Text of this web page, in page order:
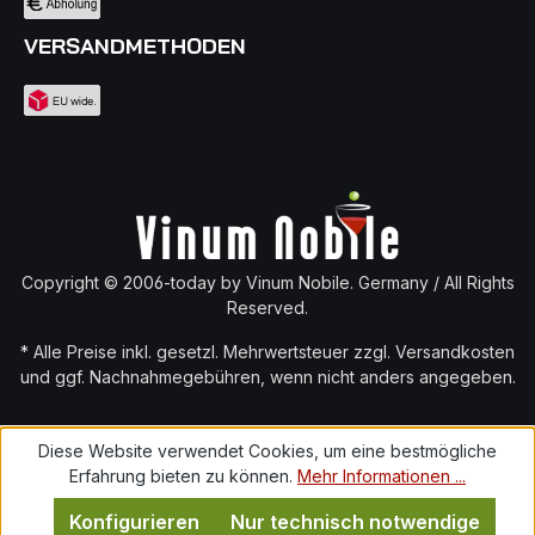
VERSANDMETHODEN
Copyright © 2006-today by Vinum Nobile. Germany / All Rights
Reserved.
* Alle Preise inkl. gesetzl. Mehrwertsteuer zzgl. Versandkosten
und ggf. Nachnahmegebühren, wenn nicht anders angegeben.
Diese Website verwendet Cookies, um eine bestmögliche
Erfahrung bieten zu können. Mehr Informationen ...
Nur technisch notwendige
Konfigurieren